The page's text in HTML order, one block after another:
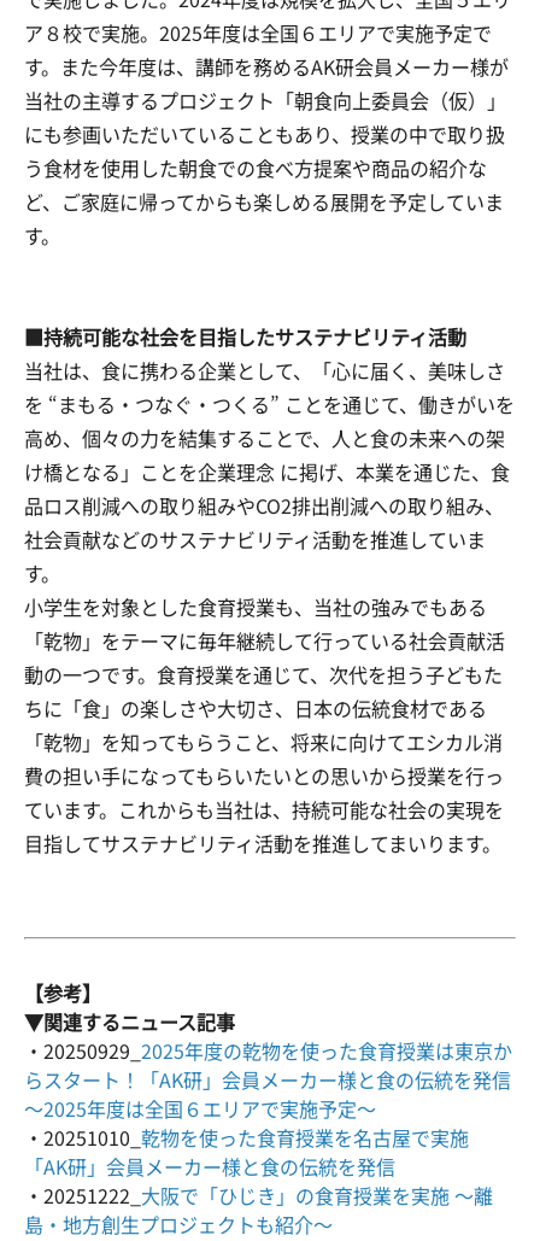
ア８校で実施。2025年度は全国６エリアで実施予定で
す。また今年度は、講師を務めるAK研会員メーカー様が
当社の主導するプロジェクト「朝食向上委員会（仮）」
にも参画いただいていることもあり、授業の中で取り扱
う食材を使用した朝食での食べ方提案や商品の紹介な
ど、ご家庭に帰ってからも楽しめる展開を予定していま
す。
■持続可能な社会を目指したサステナビリティ活動
当社は、食に携わる企業として、「心に届く、美味しさ
を “まもる・つなぐ・つくる” ことを通じて、働きがいを
高め、個々の力を結集することで、人と食の未来への架
け橋となる」ことを企業理念 に掲げ、本業を通じた、食
品ロス削減への取り組みやCO2排出削減への取り組み、
社会貢献などのサステナビリティ活動を推進していま
す。
小学生を対象とした食育授業も、当社の強みでもある
「乾物」をテーマに毎年継続して行っている社会貢献活
動の一つです。食育授業を通じて、次代を担う子どもた
ちに「食」の楽しさや大切さ、日本の伝統食材である
「乾物」を知ってもらうこと、将来に向けてエシカル消
費の担い手になってもらいたいとの思いから授業を行っ
ています。これからも当社は、持続可能な社会の実現を
目指してサステナビリティ活動を推進してまいります。
【参考】
▼関連するニュース記事
・20250929_ 2025年度の乾物を使った食育授業は東京か
らスタート！「AK研」会員メーカー様と食の伝統を発信
～2025年度は全国６エリアで実施予定～
・20251010_ 乾物を使った食育授業を名古屋で実施
「AK研」会員メーカー様と食の伝統を発信
・20251222_ 大阪で「ひじき」の食育授業を実施 ～離
島・地方創生プロジェクトも紹介～